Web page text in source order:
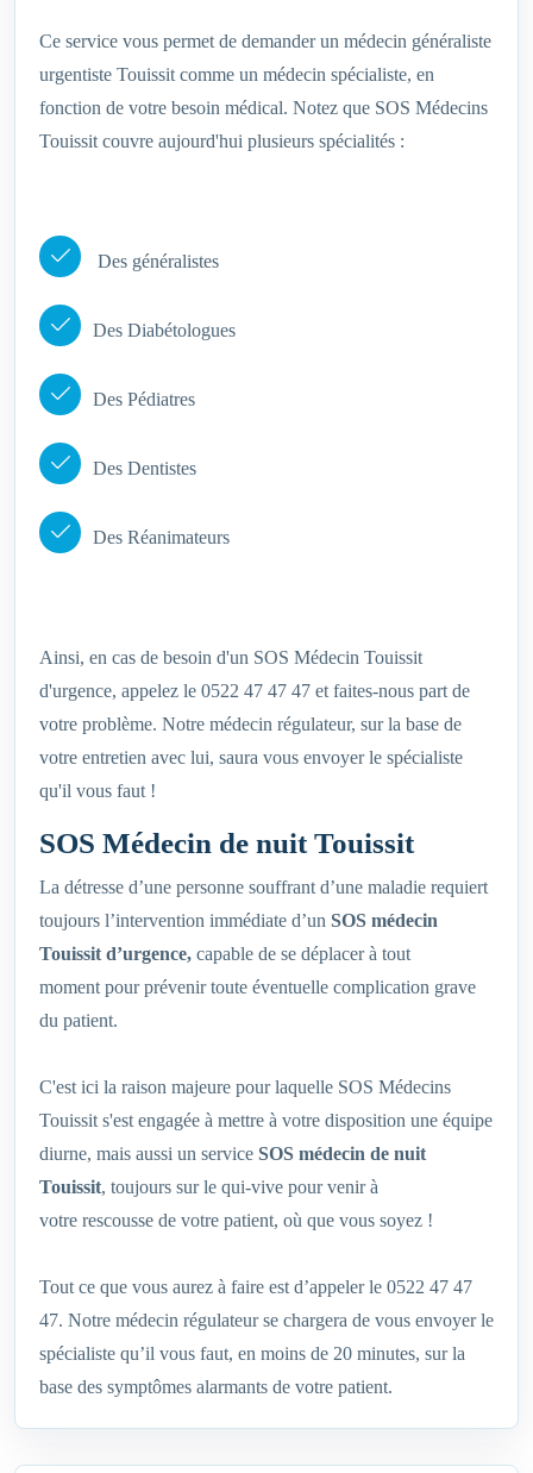
Ce service vous permet de demander un médecin généraliste
urgentiste Touissit comme un médecin spécialiste, en
fonction de votre besoin médical. Notez que SOS Médecins
Touissit couvre aujourd'hui plusieurs spécialités :
Des généralistes
Des Diabétologues
Des Pédiatres
Des Dentistes
Des Réanimateurs
Ainsi, en cas de besoin d'un SOS Médecin Touissit
d'urgence, appelez le 0522 47 47 47 et faites-nous part de
votre problème. Notre médecin régulateur, sur la base de
votre entretien avec lui, saura vous envoyer le spécialiste
qu'il vous faut !
SOS Médecin de nuit Touissit
La détresse d’une personne souffrant d’une maladie requiert
toujours l’intervention immédiate d’un SOS médecin
Touissit d’urgence, capable de se déplacer à tout
moment pour prévenir toute éventuelle complication grave
du patient.
C'est ici la raison majeure pour laquelle SOS Médecins
Touissit s'est engagée à mettre à votre disposition une équipe
diurne, mais aussi un service SOS médecin de nuit
Touissit, toujours sur le qui-vive pour venir à
votre rescousse de votre patient, où que vous soyez !
Tout ce que vous aurez à faire est d’appeler le 0522 47 47
47. Notre médecin régulateur se chargera de vous envoyer le
spécialiste qu’il vous faut, en moins de 20 minutes, sur la
base des symptômes alarmants de votre patient.